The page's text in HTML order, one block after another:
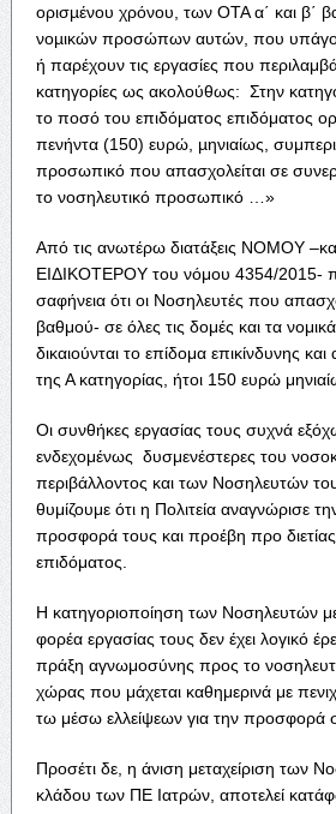
ορισµένου χρόνου, των ΟΤΑ α΄ και β΄
νοµικών προσώπων αυτών, που
ή παρέχουν τις εργασίες που
κατηγορίες ως ακολούθως: Στην
το ποσό του επιδόματος επιδόματος
πενήντα (150) ευρώ, µηνιαίως,
προσωπικό που απασχολείται σε
το νοσηλευτικό προσωπικό …»
Από τις ανωτέρω διατάξεις ΝΟΜΟΥ
ΕΙΔΙΚΟΤΕΡΟΥ του νόμου 4354/2015-
σαφήνεια ότι οι Νοσηλευτές που
βαθμού- σε όλες τις δομές και τα
δικαιούνται το επίδομα επικίνδυνης και
της Α κατηγορίας, ήτοι 150 ευρώ
Οι συνθήκες εργασίας τους συχνά
ενδεχομένως δυσμενέστερες του
περιβάλλοντος και των Νοσηλευτών
θυμίζουμε ότι η Πολιτεία αναγνώρισε
προσφορά τους και προέβη προ
επιδόματος.
Η κατηγοριοποίηση των Νοσηλευτών
φορέα εργασίας τους δεν έχει λογικό
πράξη αγνωμοσύνης προς το
χώρας που μάχεται καθημερινά με
τω μέσω ελλείψεων για την προσφορά
Προσέτι δε, η άνιση μεταχείριση των
κλάδου των ΠΕ Ιατρών, αποτελεί